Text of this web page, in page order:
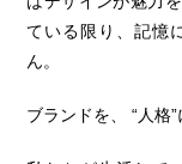
ている限り、記憶
ん。
ブランドを、 “人格